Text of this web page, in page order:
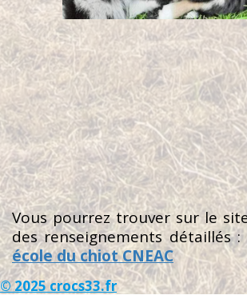
Vous pourrez trouver sur le
des renseignements détaillés :
école du chiot CNEAC
© 2025crocs33.fr